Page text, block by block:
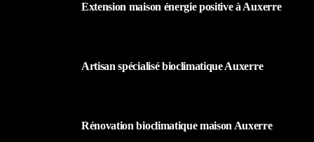
Extension maison énergie positive à Auxerre
Artisan spécialisé bioclimatique Auxerre
Rénovation bioclimatique maison Auxerre